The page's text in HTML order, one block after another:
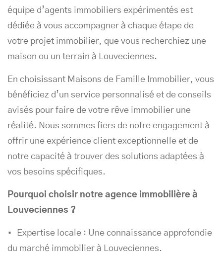
équipe d’agents immobiliers expérimentés est
dédiée à vous accompagner à chaque étape de
votre projet immobilier, que vous recherchiez une
maison ou un terrain à Louveciennes.
En choisissant Maisons de Famille Immobilier, vous
bénéficiez d’un service personnalisé et de conseils
avisés pour faire de votre rêve immobilier une
réalité. Nous sommes fiers de notre engagement à
offrir une expérience client exceptionnelle et de
notre capacité à trouver des solutions adaptées à
vos besoins spécifiques.
Pourquoi choisir notre agence immobilière à
Louveciennes ?
Expertise locale : Une connaissance approfondie
du marché immobilier à Louveciennes.